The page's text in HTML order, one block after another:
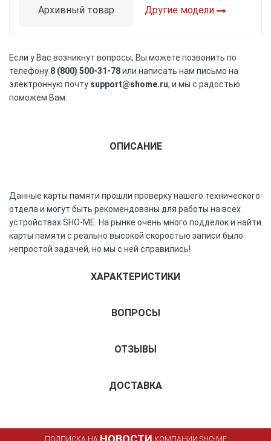
beginning
images
gallery
Архивный товар Другие модели
Если у Вас возникнут вопросы, Вы можете позвонить по
телефону 8 (800) 500-31-78или написать нам письмо на
электронную почту support@shome.ru, и мы с радостью
поможем Вам.
ОПИСАНИЕ
Данные карты памяти прошли проверку нашего технического
отдела и могут быть рекомендованы для работы на всех
устройствах SHO-ME. На рынке очень много подделок и найти
карты памяти с реально высокой скоростью записи было
непростой задачей, но мы с ней справились!
ХАРАКТЕРИСТИКИ
ВОПРОСЫ
ОТЗЫВЫ
ДОСТАВКА
ПОДПИСКА НА
КОМПАНИИ SHO-ME